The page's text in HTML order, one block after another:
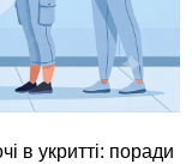
в укритті: поради